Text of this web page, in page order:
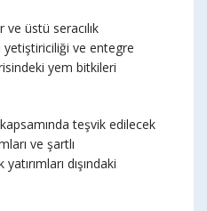
üstü seracılık
yetiştiriciliği ve entegre
yem bitkileri
teşvik edilecek
ve şartlı
dışındaki